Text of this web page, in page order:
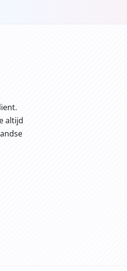
altijd